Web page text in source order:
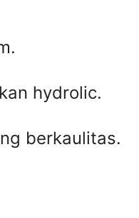
hydrolic.
berkaulitas.